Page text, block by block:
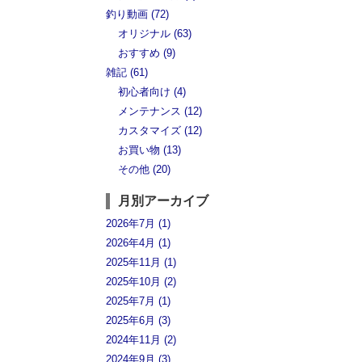
釣り動画 (72)
オリジナル (63)
おすすめ (9)
雑記 (61)
初心者向け (4)
メンテナンス (12)
カスタマイズ (12)
お買い物 (13)
その他 (20)
月別アーカイブ
2026年7月 (1)
2026年4月 (1)
2025年11月 (1)
2025年10月 (2)
2025年7月 (1)
2025年6月 (3)
2024年11月 (2)
2024年9月 (3)